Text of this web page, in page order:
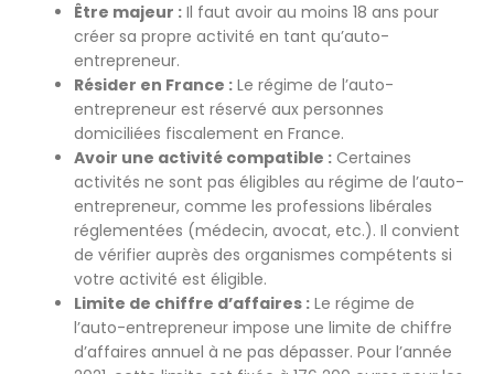
Être majeur : Il faut avoir au moins 18 ans pour
créer sa propre activité en tant qu’auto-
entrepreneur.
Résider en France : Le régime de l’auto-
entrepreneur est réservé aux personnes
domiciliées fiscalement en France.
Avoir une activité compatible : Certaines
activités ne sont pas éligibles au régime de l’auto-
entrepreneur, comme les professions libérales
réglementées (médecin, avocat, etc.). Il convient
de vérifier auprès des organismes compétents si
votre activité est éligible.
Limite de chiffre d’affaires : Le régime de
l’auto-entrepreneur impose une limite de chiffre
d’affaires annuel à ne pas dépasser. Pour l’année